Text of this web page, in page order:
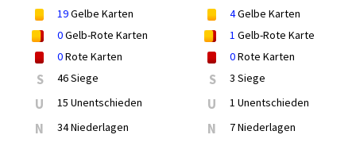
19Gelbe Karten
0Gelb-Rote Karten
0Rote Karten
S 46 Siege
U 15 Unentschieden
N 34 Niederlagen
4Gelbe Karten
1 Gelb-Rote Karte
0Rote Karten
S 3 Siege
U 1 Unentschieden
N 7 Niederlagen